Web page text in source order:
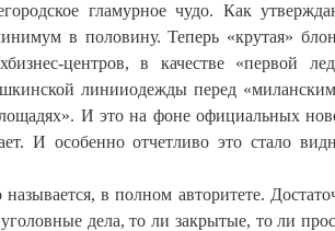
гламурное чудо. Как
в половину. Теперь «крутая»
центров, в качестве «первой
линииодежды перед
И это на фоне официальных
И особенно отчетливо это стало
в полном авторитете.
дела, то ли закрытые, то ли